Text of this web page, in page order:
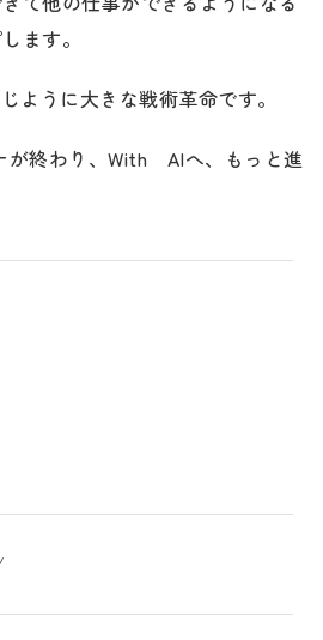
ます。
ように大きな戦術革命です。
が終わり、With AIへ、もっと進